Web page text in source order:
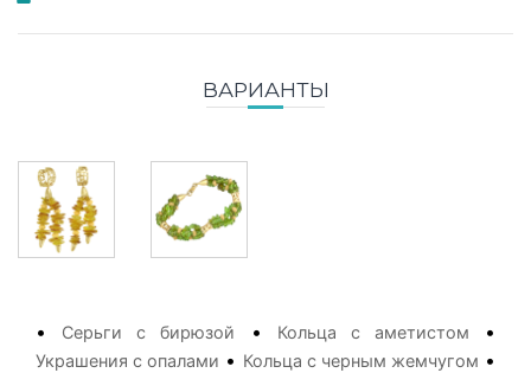
ВАРИАНТЫ
• Серьги с бирюзой • Кольца с аметистом •
Украшения с опалами • Кольца с черным жемчугом •